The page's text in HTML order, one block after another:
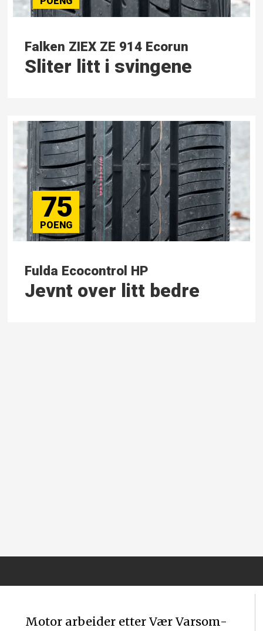
Falken ZIEX ZE 914 Ecorun
Sliter litt i svingene
75
Fulda Ecocontrol HP
Jevnt over litt bedre
Motor arbeider etter Vær Varsom-